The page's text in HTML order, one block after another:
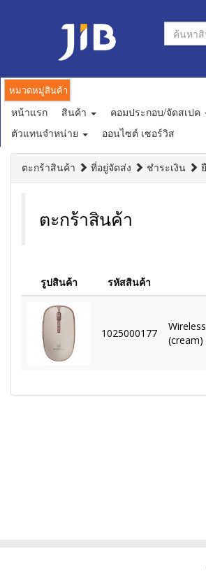
หมวดหมู่สินค้า
หน้าแรก สินค้า คอมประกอบ/จัดสเปค
ตัวแทนจำหน่าย
ออนไซต์ เซอร์วิส
ตะกร้าสินค้า ที่อยู่จัดส่ง ชำระเงิน
ตะกร้าสินค้า
รูปสินค้า รหัสสินค้า
1025000177
(cream)